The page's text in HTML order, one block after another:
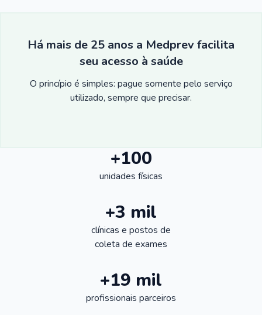
Há mais de 25 anos a Medprev facilita
seu acesso à saúde
O princípio é simples: pague somente pelo serviço
utilizado, sempre que precisar.
+100
unidades físicas
+3 mil
clínicas e postos de
coleta de exames
+19 mil
profissionais parceiros